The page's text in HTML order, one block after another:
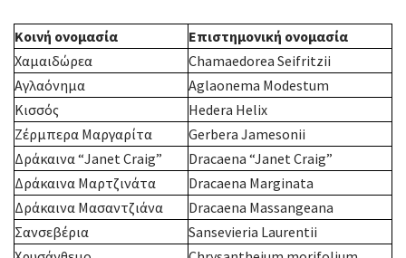
Κοινή ονομασία
Επιστημονική ονομασία
Χαμαιδώρεα
Chamaedorea Seifritzii
Αγλαόνημα
Aglaonema Modestum
Κισσός
Hedera Helix
Ζέρμπερα Μαργαρίτα
Gerbera Jamesonii
Δράκαινα “Janet Craig”
Dracaena “Janet Craig”
Δράκαινα Mαρτζινάτα
Dracaena Marginata
Δράκαινα Μασαντζιάνα
Dracaena Massangeana
Σανσεβέρια
Sansevieria Laurentii